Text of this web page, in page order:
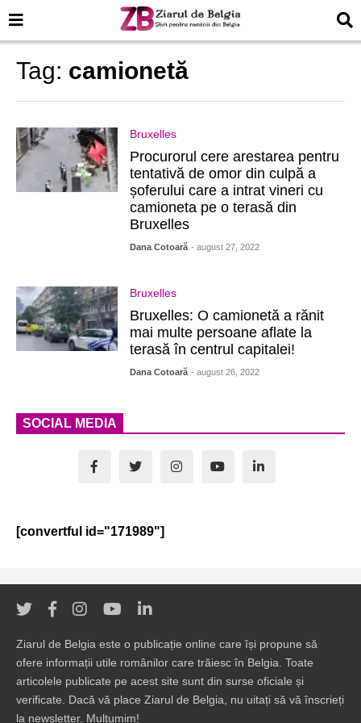
Tag: camionetă
Bruxelles
Procurorul cere arestarea pentru
tentativă de omor din culpă a
șoferului care a intrat vineri cu
camioneta pe o terasă din
Bruxelles
Dana Cotoară - august 27, 2022
Bruxelles
Bruxelles: O camionetă a rănit
mai multe persoane aflate la
terasă în centrul capitalei!
Dana Cotoară - august 26, 2022
SOCIAL MEDIA
[convertful id="171989"]
Ziarul de Belgia este o publicație online care își propune să
ofere informații utile românilor care trăiesc în Belgia. Toate
articolele publicate pe acest site sunt din surse oficiale și
verificate. Dacă vă place Ziarul de Belgia, nu uitați să vă înscrieți
la newsletter. Mulțumim!